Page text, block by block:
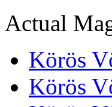
Actual
Körös
Körös